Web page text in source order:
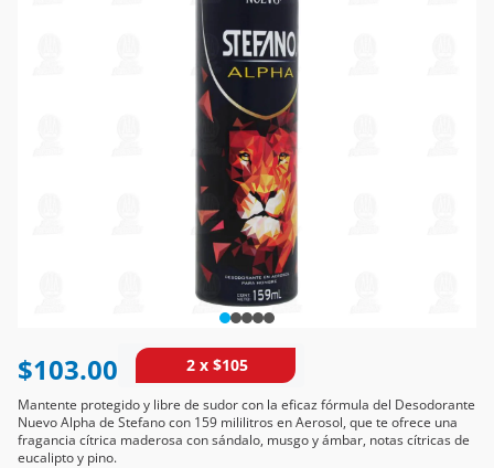
$103.00 2 x $105
Mantente protegido y libre de sudor con la eficaz fórmula del Desodorante
Nuevo Alpha de Stefano con 159 mililitros en Aerosol, que te ofrece una
fragancia cítrica maderosa con sándalo, musgo y ámbar, notas cítricas de
eucalipto y pino.